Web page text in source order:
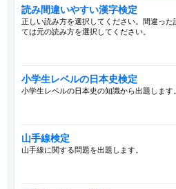
読み間違いやすい漢字検定
正しい読み方を選択してください。間違っ
ては元の読み方を選択してください。
小学生レベルの日本史検定
小学生レベルの日本史の知識から出題します。
山手線検定
山手線に関する問題を出題します。